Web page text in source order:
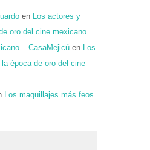
en Los actores y
oro del cine mexicano
– CasaMejicú en Los
época de oro del cine
Los maquillajes más feos